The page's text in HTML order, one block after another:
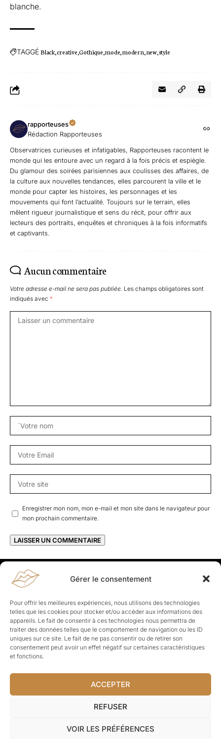
Gérer le consentement
Pour offrir les meilleures expériences, nous utilisons des technologies
telles que les cookies pour stocker et/ou accéder aux informations des
appareils. Le fait de consentir à ces technologies nous permettra de
traiter des données telles que le comportement de navigation ou les ID
uniques sur ce site. Le fait de ne pas consentir ou de retirer son
consentement peut avoir un effet négatif sur certaines caractéristiques
et fonctions.
ACCEPTER
REFUSER
VOIR LES PRÉFÉRENCES
blanche.
TAGGÉBlack creative Gothique mode modern new style
rapporteuses
Rédaction Rapporteuses
Observatrices curieuses et infatigables, Rapporteuses racontent le
monde qui les entoure avec un regard à la fois précis et espiègle.
Du glamour des soirées parisiennes aux coulisses des affaires, de
la culture aux nouvelles tendances, elles parcourent la ville et le
monde pour capter les histoires, les personnages et les
mouvements qui font l’actualité. Toujours sur le terrain, elles
mêlent rigueur journalistique et sens du récit, pour offrir aux
lecteurs des portraits, enquêtes et chroniques à la fois informatifs
et captivants.
Aucun commentaire
Votre adresse e-mail ne sera pas publiée. Les champs obligatoires sont
indiqués avec *
Enregistrer mon nom, mon e-mail et mon site dans le navigateur pour
mon prochain commentaire.
Rapporteuses
À propos de Rapporteuses :Rapporteuses, c’est l’histoire de
Parisiennes, bien dans leurs baskets qui aiment rapporter ce qui leur
cause, leur apporte et leur rapporte !
Les Topics
Société Politique Business Culture
Sport
Lifestyle